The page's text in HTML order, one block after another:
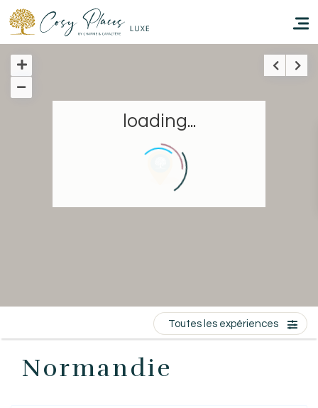
Accueil
Nos adresses dans le monde
loading...
Normandie
Toutes les expériences